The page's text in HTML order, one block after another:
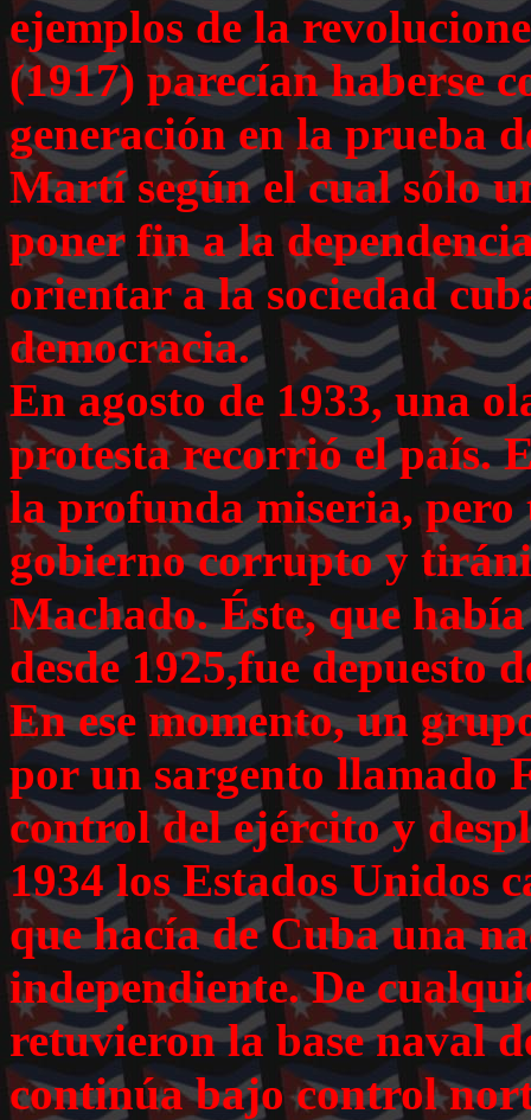
ejemplos de la
(1917) parecían haberse
generación en la prueba
Martí según el cual sólo
poner fin a la
orientar a la sociedad
democracia.
En agosto de 1933, una
protesta recorrió el país.
la profunda miseria, pero
gobierno corrupto y
Machado. Éste, que
desde 1925,fue depuesto
En ese momento, un
por un sargento llamado
control del ejército y
1934 los Estados Unidos
que hacía de Cuba una
independiente. De
retuvieron la base naval
continúa bajo control